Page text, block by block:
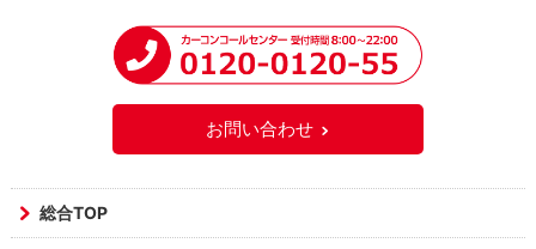
お問い合わせ
総合TOP